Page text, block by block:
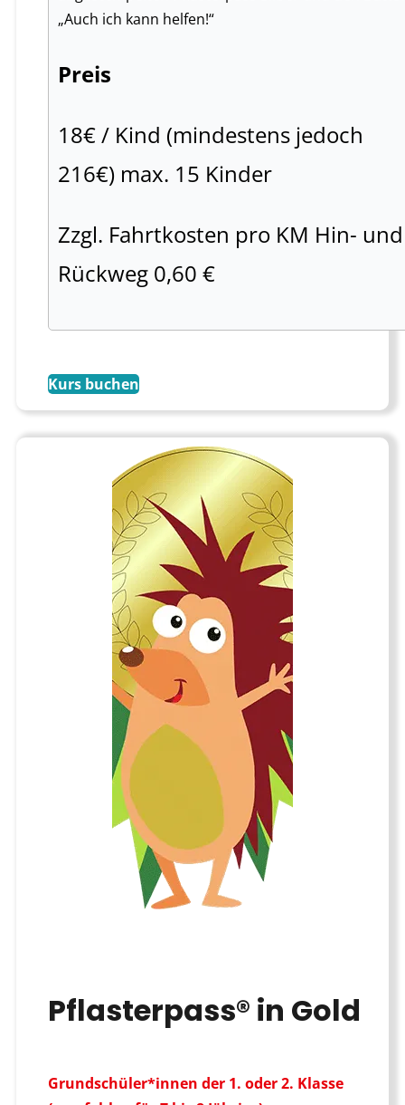
„Auch ich kann helfen!“
Preis
18€ / Kind (mindestens jedoch
216€) max. 15 Kinder
Zzgl. Fahrtkosten pro KM Hin- und
Rückweg 0,60 €
Kurs buchen
Pflasterpass® in Gold
Grundschüler*innen der 1. oder 2. Klasse